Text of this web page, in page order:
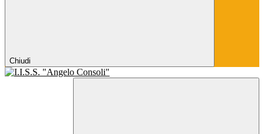
Chiudi